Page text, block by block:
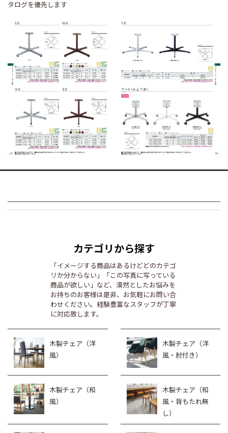
タログを優先します
カテゴリから探す
「イメージする商品はあるけどどのカテゴ
リか分からない」「この写真に写っている
商品が欲しい」など、漠然としたお悩みを
お持ちのお客様は是非、お気軽にお問い合
わせください。経験豊富なスタッフが丁寧
に対応致します。
木製チェア（洋
風）
木製チェア（洋
風・肘付き）
木製チェア（和
風）
木製チェア（和
風・背もたれ無
し）